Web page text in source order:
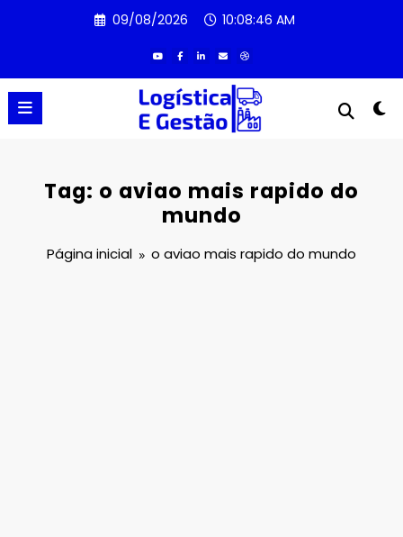
09/08/2026 10:08:46 AM
Tag: o aviao mais rapido do
mundo
Página inicial o aviao mais rapido do mundo